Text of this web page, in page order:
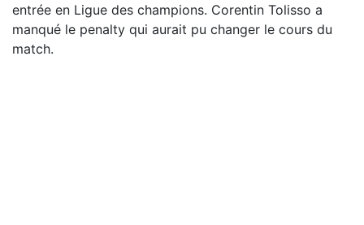
entrée en Ligue des champions. Corentin Tolisso a
manqué le penalty qui aurait pu changer le cours du
match.